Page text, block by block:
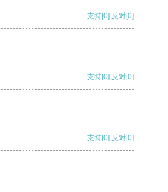
支持[0] 反对[0]
支持[0] 反对[0]
支持[0] 反对[0]